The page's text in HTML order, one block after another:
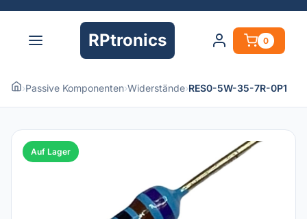
RPtronics 0
›Passive Komponenten›Widerstände›RES0-5W-35-7R-0P1
Auf Lager